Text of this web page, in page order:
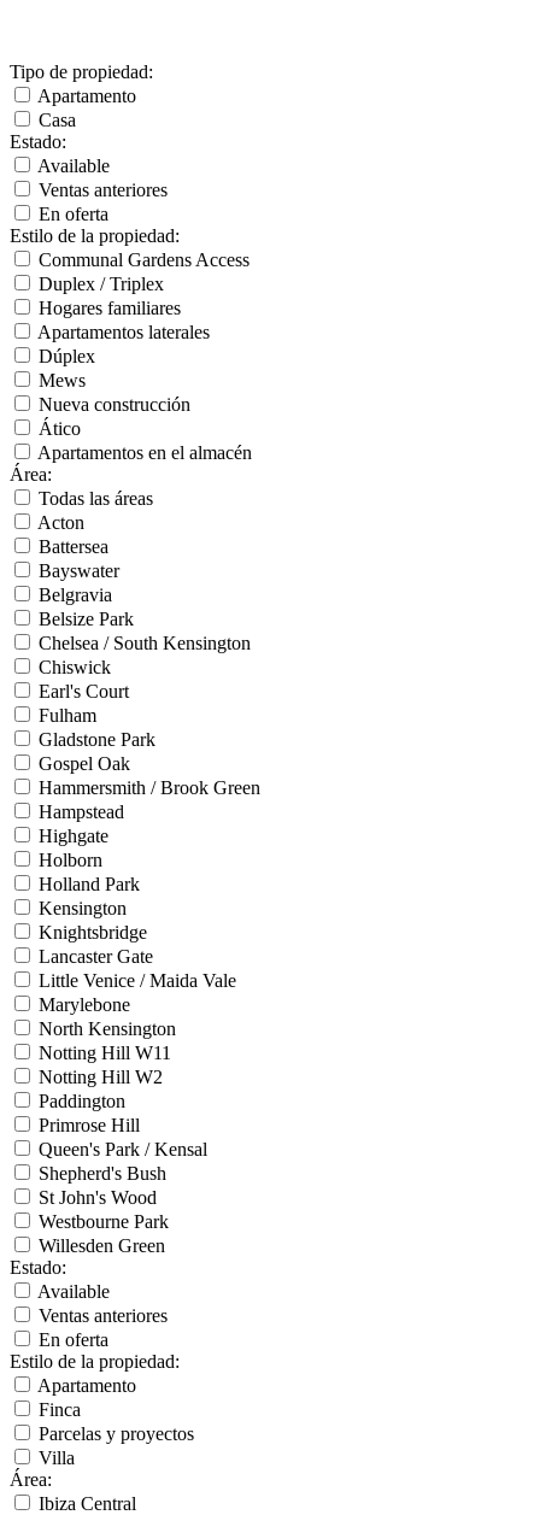
Tipo de propiedad:
Apartamento
Casa
Estado:
Available
Ventas anteriores
En oferta
Estilo de la propiedad:
Communal Gardens Access
Duplex / Triplex
Hogares familiares
Apartamentos laterales
Dúplex
Mews
Nueva construcción
Ático
Apartamentos en el almacén
Área:
Todas las áreas
Acton
Battersea
Bayswater
Belgravia
Belsize Park
Chelsea / South Kensington
Chiswick
Earl's Court
Fulham
Gladstone Park
Gospel Oak
Hammersmith / Brook Green
Hampstead
Highgate
Holborn
Holland Park
Kensington
Knightsbridge
Lancaster Gate
Little Venice / Maida Vale
Marylebone
North Kensington
Notting Hill W11
Notting Hill W2
Paddington
Primrose Hill
Queen's Park / Kensal
Shepherd's Bush
St John's Wood
Westbourne Park
Willesden Green
Estado:
Available
Ventas anteriores
En oferta
Estilo de la propiedad:
Apartamento
Finca
Parcelas y proyectos
Villa
Área:
Ibiza Central